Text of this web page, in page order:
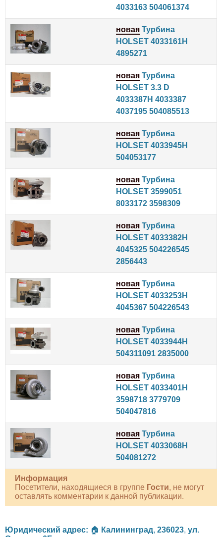
4033163 504061374
новая Турбина
HOLSET 4033161H
4895271
новая Турбина
HOLSET 3.3 D
4033387H 4033387
4037195 504085513
новая Турбина
HOLSET 4033945H
504053177
новая Турбина
HOLSET 3599051
8033172 3598309
новая Турбина
HOLSET 4033382H
4045325 504226545
2856443
новая Турбина
HOLSET 4033253H
4045367 504226543
новая Турбина
HOLSET 4033944H
504311091 2835000
новая Турбина
HOLSET 4033401H
3598718 3779709
504047816
новая Турбина
HOLSET 4033068H
504081272
Информация
Посетители, находящиеся в группе Гости, не могут
оставлять комментарии к данной публикации.
Юридический адрес: 🏠 Калининград, 236023, ул.